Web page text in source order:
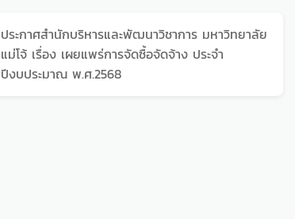
ประกาศสำนักบริหารและพัฒนาวิชาการ มหาวิทยาลัย
แม่โจ้ เรื่อง เผยแพร่การจัดซื้อจัดจ้าง ประจำ
ปีงบประมาณ พ.ศ.2568